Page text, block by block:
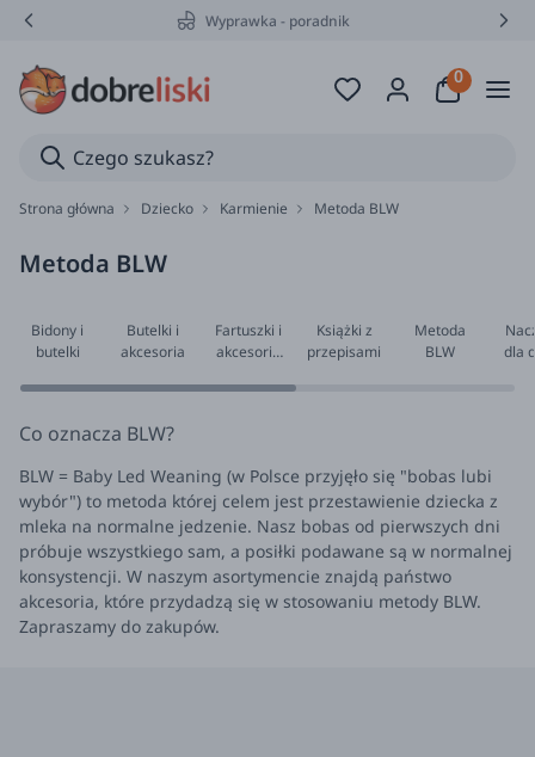
Wyprawka - poradnik
Strona główna Dziecko Karmienie Metoda BLW
Metoda BLW
Bidony i
butelki
Butelki i
akcesoria
Fartuszki i
akcesoria
gotowania
Książki z
przepisami
Metoda
BLW
dla
Co oznacza BLW?
BLW = Baby Led Weaning (w Polsce przyjęło się "bobas lubi
wybór") to metoda której celem jest przestawienie dziecka z
mleka na normalne jedzenie. Nasz bobas od pierwszych dni
próbuje wszystkiego sam, a posiłki podawane są w normalnej
konsystencji. W naszym asortymencie znajdą państwo
akcesoria, które przydadzą się w stosowaniu metody BLW.
Zapraszamy do zakupów.